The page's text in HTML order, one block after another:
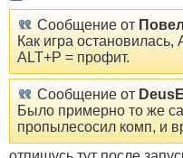
Сообщение от
Как игра остановилась,
ALT+P = профит.
Сообщение от
Было примерно то же
пропылесосил комп, и